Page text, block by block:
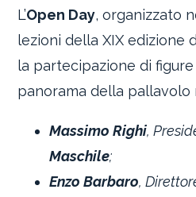
L’Open Day, organizzato
lezioni della XIX edizione
la partecipazione di
panorama della pallavolo
Massimo Righi,
Maschile;
Enzo Barbaro,